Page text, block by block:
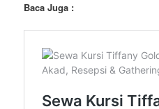
Baca Juga :